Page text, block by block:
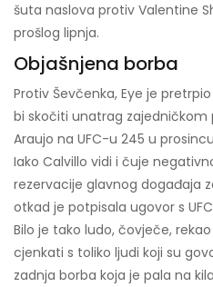
šuta naslova protiv Valentine
prošlog lipnja.
Objašnjena borba
Protiv Ševčenka, Eye je
bi skočiti unatrag zajedničkom
Araujo na UFC-u 245 u
Iako Calvillo vidi i čuje
rezervacije glavnog događaja
otkad je potpisala ugovor s
Bilo je tako ludo, čovječe,
cjenkati s toliko ljudi koji su
zadnja borba koja je pala na